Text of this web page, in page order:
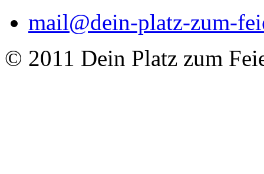
mail@dein-platz-zum-
© 2011 Dein Platz zum